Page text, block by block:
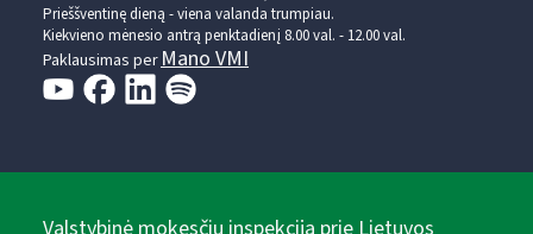
Prieššventinę dieną - viena valanda trumpiau.
Kiekvieno mėnesio antrą penktadienį 8.00 val. - 12.00 val.
Paklausimas per Mano VMI